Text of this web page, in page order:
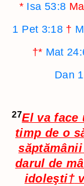
* Isa 53:8
1 Pet 3:18 †
†* Mat
Dan
27El va face
timp de o
darul de
idoleşti†